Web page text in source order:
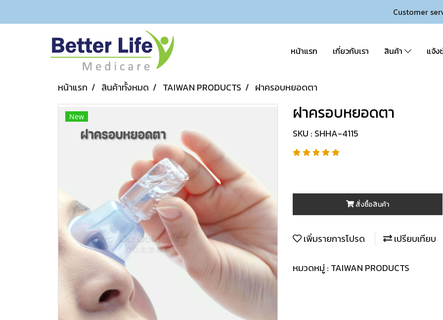
Customer
หน้าแรก เกี่ยวกับเรา สินค้า แจ้ง
หน้าแรก สินค้าทั้งหมด TAIWAN PRODUCTS ฝาครอบหยอดตา
New ฝาครอบหยอดตา
SKU : SHHA-4115
สั่งซื้อสินค้า
เพิ่มรายการโปรด เปรียบเทียบ
หมวดหมู่ : TAIWAN PRODUCTS